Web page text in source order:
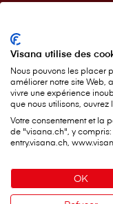
Au sujet de V⁠i⁠s⁠a⁠n⁠a
V⁠i⁠s⁠a⁠n⁠a en bref
Jobs
Médias
Durabilité
Magazine destiné à
Aide & contact
Visana utilise des
Nous pouvons les placer
améliorer notre site Web,
vivre une expérience
que nous utilisons, ouvrez
Votre consentement et la
de "visana.ch", y
entry.visana.ch,
OK